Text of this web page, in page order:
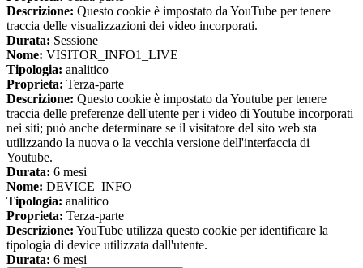
Descrizione: Questo cookie è impostato da YouTube per tenere
traccia delle visualizzazioni dei video incorporati.
Durata: Sessione
Nome: VISITOR_INFO1_LIVE
Tipologia: analitico
Proprieta: Terza-parte
Descrizione: Questo cookie è impostato da Youtube per tenere
traccia delle preferenze dell'utente per i video di Youtube incorporati
nei siti; può anche determinare se il visitatore del sito web sta
utilizzando la nuova o la vecchia versione dell'interfaccia di
Youtube.
Durata: 6 mesi
Nome: DEVICE_INFO
Tipologia: analitico
Proprieta: Terza-parte
Descrizione: YouTube utilizza questo cookie per identificare la
tipologia di device utilizzata dall'utente.
Durata: 6 mesi